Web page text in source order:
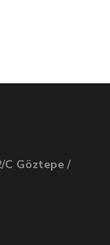
C Göztepe /